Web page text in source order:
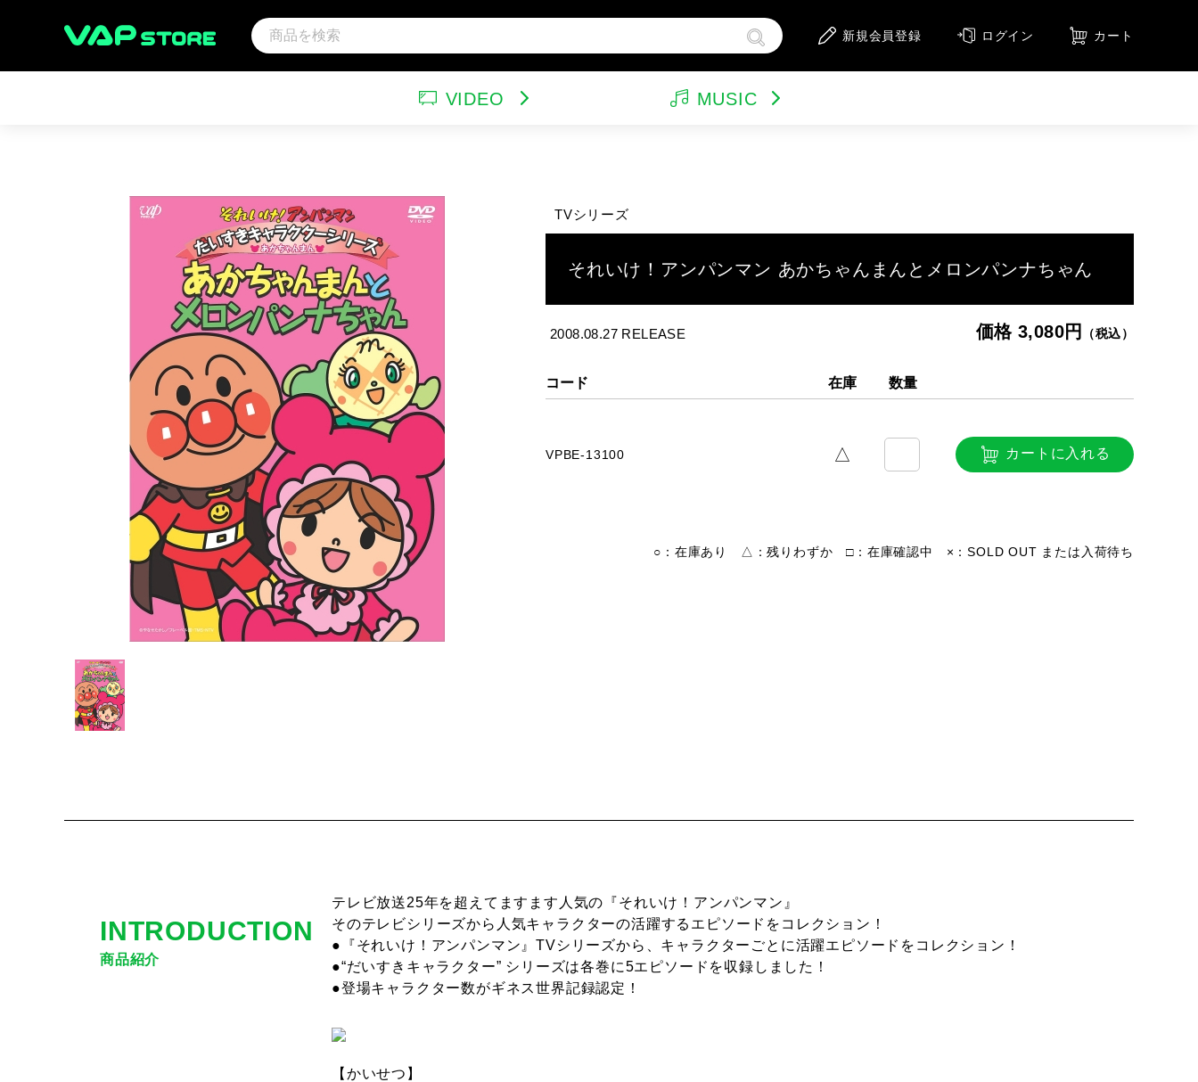
新規会員登録 ログイン カート
VIDEO MUSIC
アンパンマン音楽商品（CD) その他
アンパンマン ルパン三世
趣味・教養
TVシリーズ
それいけ！アンパンマン あかちゃんまんとメロンパンナちゃん
2008.08.27 RELEASE 価格 3,080円 （税込）
コード 在庫 数量
VPBE-13100 △ カートに入れる
○：在庫あり △：残りわずか □：在庫確認中 ×：SOLD OUT または入荷待ち
INTRODUCTION
商品紹介
テレビ放送25年を超えてますます人気の『それいけ！アンパンマン』
そのテレビシリーズから人気キャラクターの活躍するエピソードをコレクション！
●『それいけ！アンパンマン』TVシリーズから、キャラクターごとに活躍エピソードをコレクション！
●“だいすきキャラクター” シリーズは各巻に5エピソードを収録しました！
●登場キャラクター数がギネス世界記録認定！
【かいせつ】